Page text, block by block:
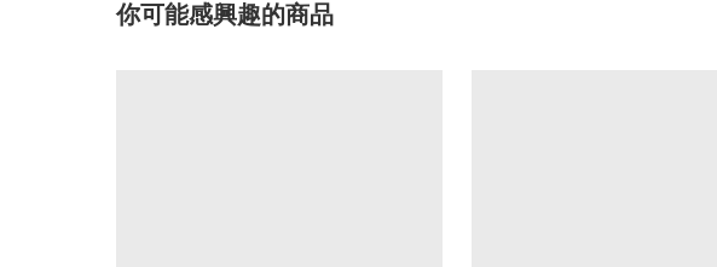
你可能感興趣的商品